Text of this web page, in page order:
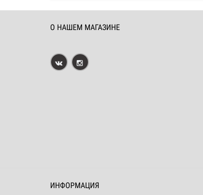
О НАШЕМ МАГАЗИНЕ
ИНФОРМАЦИЯ